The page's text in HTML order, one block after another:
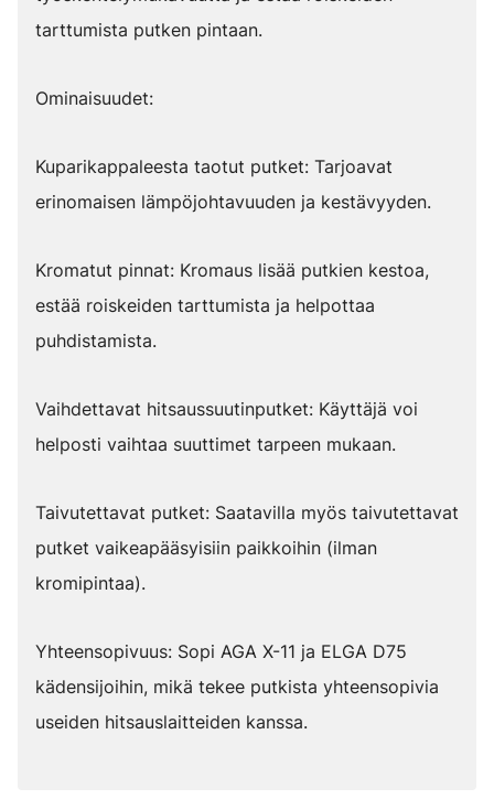
tarttumista putken pintaan.
Ominaisuudet:
Kuparikappaleesta taotut putket: Tarjoavat
erinomaisen lämpöjohtavuuden ja kestävyyden.
Kromatut pinnat: Kromaus lisää putkien kestoa,
estää roiskeiden tarttumista ja helpottaa
puhdistamista.
Vaihdettavat hitsaussuutinputket: Käyttäjä voi
helposti vaihtaa suuttimet tarpeen mukaan.
Taivutettavat putket: Saatavilla myös taivutettavat
putket vaikeapääsyisiin paikkoihin (ilman
kromipintaa).
Yhteensopivuus: Sopi AGA X-11 ja ELGA D75
kädensijoihin, mikä tekee putkista yhteensopivia
useiden hitsauslaitteiden kanssa.